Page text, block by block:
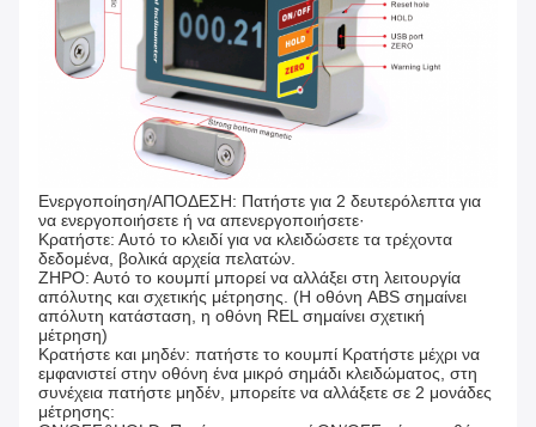
Ενεργοποίηση/ΑΠΟΔΕΣΗ: Πατήστε για 2 δευτερόλεπτα για
να ενεργοποιήσετε ή να απενεργοποιήσετε·
Κρατήστε: Αυτό το κλειδί για να κλειδώσετε τα τρέχοντα
δεδομένα, βολικά αρχεία πελατών.
ΖΗΡΟ: Αυτό το κουμπί μπορεί να αλλάξει στη λειτουργία
απόλυτης και σχετικής μέτρησης. (Η οθόνη ABS σημαίνει
απόλυτη κατάσταση, η οθόνη REL σημαίνει σχετική
μέτρηση)
Κρατήστε και μηδέν: πατήστε το κουμπί Κρατήστε μέχρι να
εμφανιστεί στην οθόνη ένα μικρό σημάδι κλειδώματος, στη
συνέχεια πατήστε μηδέν, μπορείτε να αλλάξετε σε 2 μονάδες
μέτρησης: